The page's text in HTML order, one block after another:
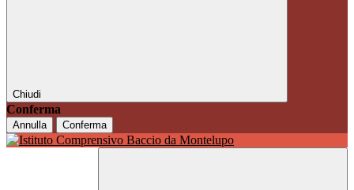
Chiudi
Conferma
Annulla Conferma